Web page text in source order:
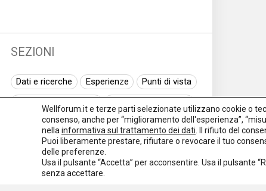
SEZIONI
Dati e ricerche Esperienze
Punti di vista
Normativa europea
Rassegna normativa
I seminari di Welforum
Eventi
Spazio ai promotori
Wellforum.it e terze parti selezionate utilizzano cookie o
consenso, anche per “miglioramento dell'esperienza”,
nella informativa sul trattamento dei dati . Il rifiuto del
Puoi liberamente prestare, rifiutare o revocare il tuo
delle preferenze.
Usa il pulsante “Accetta” per acconsentire. Usa il pulsante
senza accettare.